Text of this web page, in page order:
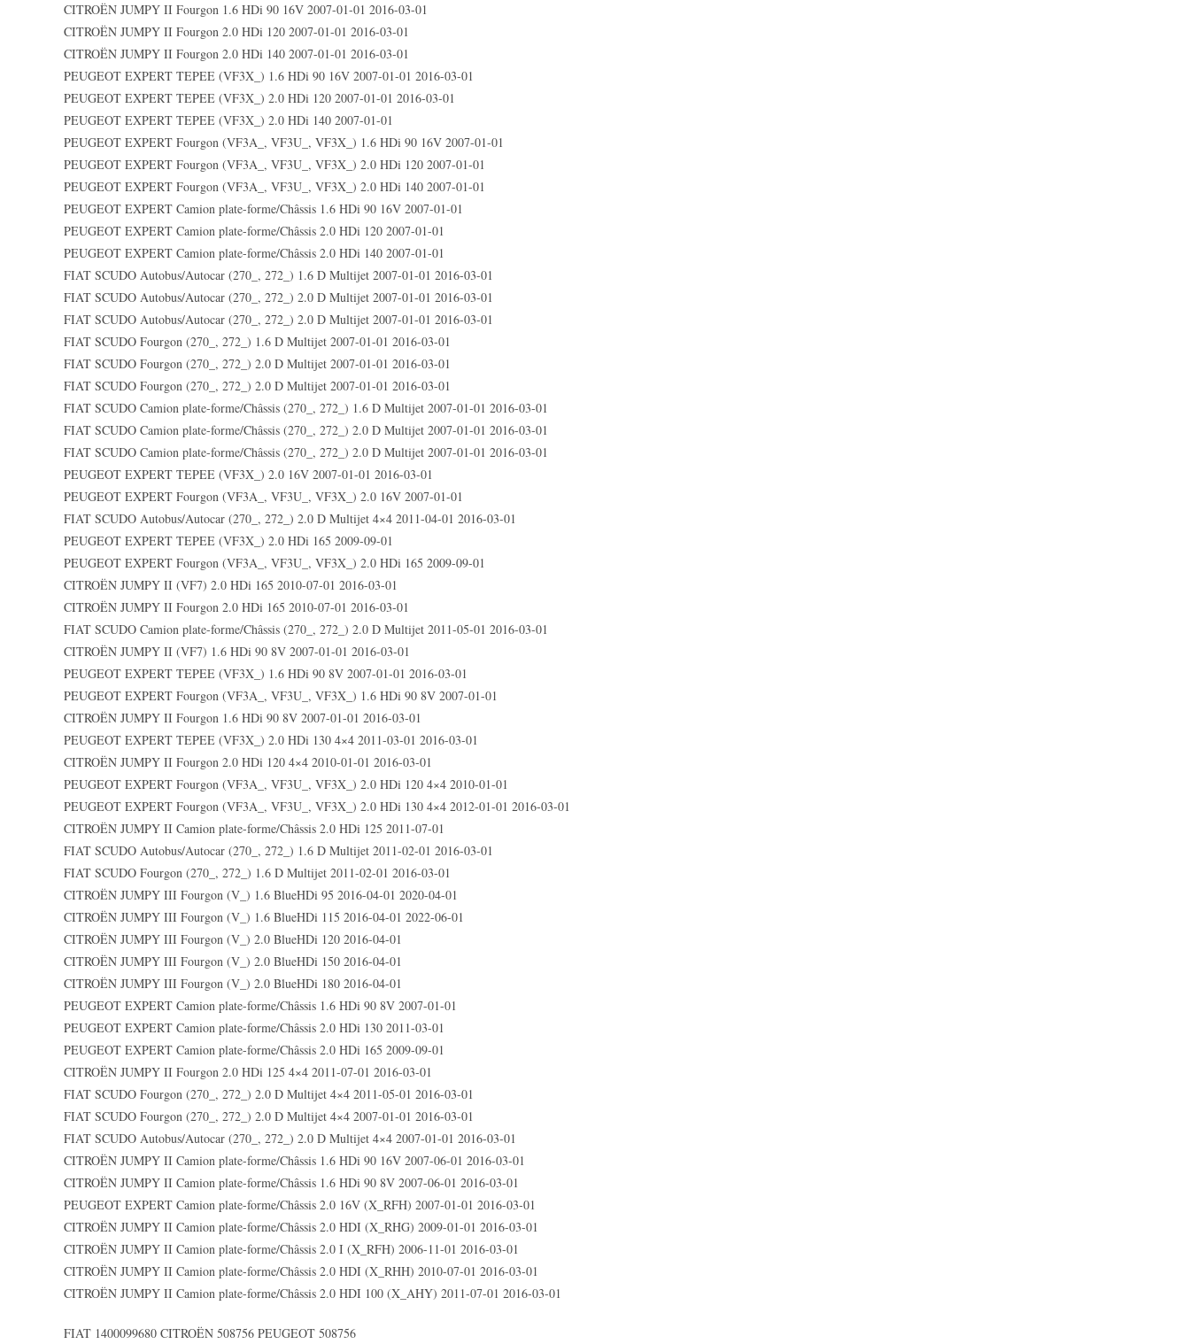
CITROËN JUMPY II Fourgon 1.6 HDi 90 16V 2007-01-01 2016-03-01
CITROËN JUMPY II Fourgon 2.0 HDi 120 2007-01-01 2016-03-01
CITROËN JUMPY II Fourgon 2.0 HDi 140 2007-01-01 2016-03-01
PEUGEOT EXPERT TEPEE (VF3X_) 1.6 HDi 90 16V 2007-01-01 2016-03-01
PEUGEOT EXPERT TEPEE (VF3X_) 2.0 HDi 120 2007-01-01 2016-03-01
PEUGEOT EXPERT TEPEE (VF3X_) 2.0 HDi 140 2007-01-01
PEUGEOT EXPERT Fourgon (VF3A_, VF3U_, VF3X_) 1.6 HDi 90 16V 2007-01-01
PEUGEOT EXPERT Fourgon (VF3A_, VF3U_, VF3X_) 2.0 HDi 120 2007-01-01
PEUGEOT EXPERT Fourgon (VF3A_, VF3U_, VF3X_) 2.0 HDi 140 2007-01-01
PEUGEOT EXPERT Camion plate-forme/Châssis 1.6 HDi 90 16V 2007-01-01
PEUGEOT EXPERT Camion plate-forme/Châssis 2.0 HDi 120 2007-01-01
PEUGEOT EXPERT Camion plate-forme/Châssis 2.0 HDi 140 2007-01-01
FIAT SCUDO Autobus/Autocar (270_, 272_) 1.6 D Multijet 2007-01-01 2016-03-01
FIAT SCUDO Autobus/Autocar (270_, 272_) 2.0 D Multijet 2007-01-01 2016-03-01
FIAT SCUDO Autobus/Autocar (270_, 272_) 2.0 D Multijet 2007-01-01 2016-03-01
FIAT SCUDO Fourgon (270_, 272_) 1.6 D Multijet 2007-01-01 2016-03-01
FIAT SCUDO Fourgon (270_, 272_) 2.0 D Multijet 2007-01-01 2016-03-01
FIAT SCUDO Fourgon (270_, 272_) 2.0 D Multijet 2007-01-01 2016-03-01
FIAT SCUDO Camion plate-forme/Châssis (270_, 272_) 1.6 D Multijet 2007-01-01 2016-03-01
FIAT SCUDO Camion plate-forme/Châssis (270_, 272_) 2.0 D Multijet 2007-01-01 2016-03-01
FIAT SCUDO Camion plate-forme/Châssis (270_, 272_) 2.0 D Multijet 2007-01-01 2016-03-01
PEUGEOT EXPERT TEPEE (VF3X_) 2.0 16V 2007-01-01 2016-03-01
PEUGEOT EXPERT Fourgon (VF3A_, VF3U_, VF3X_) 2.0 16V 2007-01-01
FIAT SCUDO Autobus/Autocar (270_, 272_) 2.0 D Multijet 4×4 2011-04-01 2016-03-01
PEUGEOT EXPERT TEPEE (VF3X_) 2.0 HDi 165 2009-09-01
PEUGEOT EXPERT Fourgon (VF3A_, VF3U_, VF3X_) 2.0 HDi 165 2009-09-01
CITROËN JUMPY II (VF7) 2.0 HDi 165 2010-07-01 2016-03-01
CITROËN JUMPY II Fourgon 2.0 HDi 165 2010-07-01 2016-03-01
FIAT SCUDO Camion plate-forme/Châssis (270_, 272_) 2.0 D Multijet 2011-05-01 2016-03-01
CITROËN JUMPY II (VF7) 1.6 HDi 90 8V 2007-01-01 2016-03-01
PEUGEOT EXPERT TEPEE (VF3X_) 1.6 HDi 90 8V 2007-01-01 2016-03-01
PEUGEOT EXPERT Fourgon (VF3A_, VF3U_, VF3X_) 1.6 HDi 90 8V 2007-01-01
CITROËN JUMPY II Fourgon 1.6 HDi 90 8V 2007-01-01 2016-03-01
PEUGEOT EXPERT TEPEE (VF3X_) 2.0 HDi 130 4×4 2011-03-01 2016-03-01
CITROËN JUMPY II Fourgon 2.0 HDi 120 4×4 2010-01-01 2016-03-01
PEUGEOT EXPERT Fourgon (VF3A_, VF3U_, VF3X_) 2.0 HDi 120 4×4 2010-01-01
PEUGEOT EXPERT Fourgon (VF3A_, VF3U_, VF3X_) 2.0 HDi 130 4×4 2012-01-01 2016-03-01
CITROËN JUMPY II Camion plate-forme/Châssis 2.0 HDi 125 2011-07-01
FIAT SCUDO Autobus/Autocar (270_, 272_) 1.6 D Multijet 2011-02-01 2016-03-01
FIAT SCUDO Fourgon (270_, 272_) 1.6 D Multijet 2011-02-01 2016-03-01
CITROËN JUMPY III Fourgon (V_) 1.6 BlueHDi 95 2016-04-01 2020-04-01
CITROËN JUMPY III Fourgon (V_) 1.6 BlueHDi 115 2016-04-01 2022-06-01
CITROËN JUMPY III Fourgon (V_) 2.0 BlueHDi 120 2016-04-01
CITROËN JUMPY III Fourgon (V_) 2.0 BlueHDi 150 2016-04-01
CITROËN JUMPY III Fourgon (V_) 2.0 BlueHDi 180 2016-04-01
PEUGEOT EXPERT Camion plate-forme/Châssis 1.6 HDi 90 8V 2007-01-01
PEUGEOT EXPERT Camion plate-forme/Châssis 2.0 HDi 130 2011-03-01
PEUGEOT EXPERT Camion plate-forme/Châssis 2.0 HDi 165 2009-09-01
CITROËN JUMPY II Fourgon 2.0 HDi 125 4×4 2011-07-01 2016-03-01
FIAT SCUDO Fourgon (270_, 272_) 2.0 D Multijet 4×4 2011-05-01 2016-03-01
FIAT SCUDO Fourgon (270_, 272_) 2.0 D Multijet 4×4 2007-01-01 2016-03-01
FIAT SCUDO Autobus/Autocar (270_, 272_) 2.0 D Multijet 4×4 2007-01-01 2016-03-01
CITROËN JUMPY II Camion plate-forme/Châssis 1.6 HDi 90 16V 2007-06-01 2016-03-01
CITROËN JUMPY II Camion plate-forme/Châssis 1.6 HDi 90 8V 2007-06-01 2016-03-01
PEUGEOT EXPERT Camion plate-forme/Châssis 2.0 16V (X_RFH) 2007-01-01 2016-03-01
CITROËN JUMPY II Camion plate-forme/Châssis 2.0 HDI (X_RHG) 2009-01-01 2016-03-01
CITROËN JUMPY II Camion plate-forme/Châssis 2.0 I (X_RFH) 2006-11-01 2016-03-01
CITROËN JUMPY II Camion plate-forme/Châssis 2.0 HDI (X_RHH) 2010-07-01 2016-03-01
CITROËN JUMPY II Camion plate-forme/Châssis 2.0 HDI 100 (X_AHY) 2011-07-01 2016-03-01
FIAT 1400099680 CITROËN 508756 PEUGEOT 508756